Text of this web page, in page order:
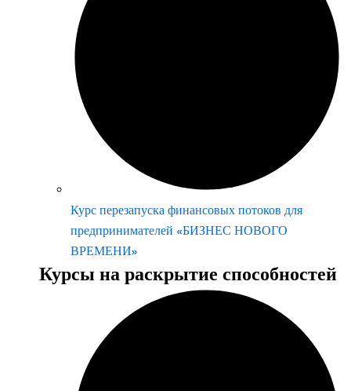
Курс перезапуска финансовых потоков для
предпринимателей «БИЗНЕС НОВОГО
ВРЕМЕНИ»
Курсы на раскрытие способностей